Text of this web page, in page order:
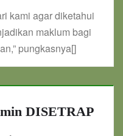
kami agar diketahui
maklum bagi
pungkasnya[]
DISETRAP